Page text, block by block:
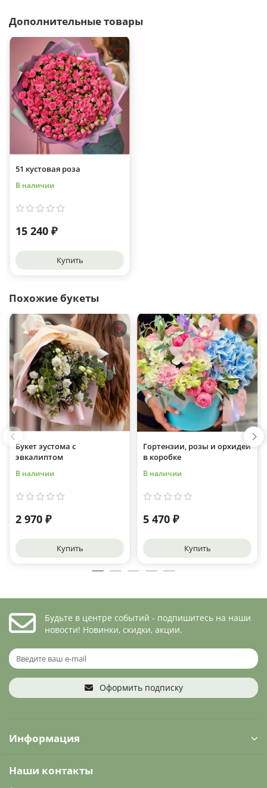
Дополнительные товары
51 кустовая роза
В наличии
15 240 ₽
Купить
Похожие букеты
Букет эустома с
эвкалиптом
В наличии
2 970 ₽
Купить
Гортензии, розы и орхидеи
в коробке
В наличии
5 470 ₽
Купить
Будьте в центре событий - подпишитесь на наши
новости! Новинки, скидки, акции.
Оформить подписку
Информация
Наши контакты